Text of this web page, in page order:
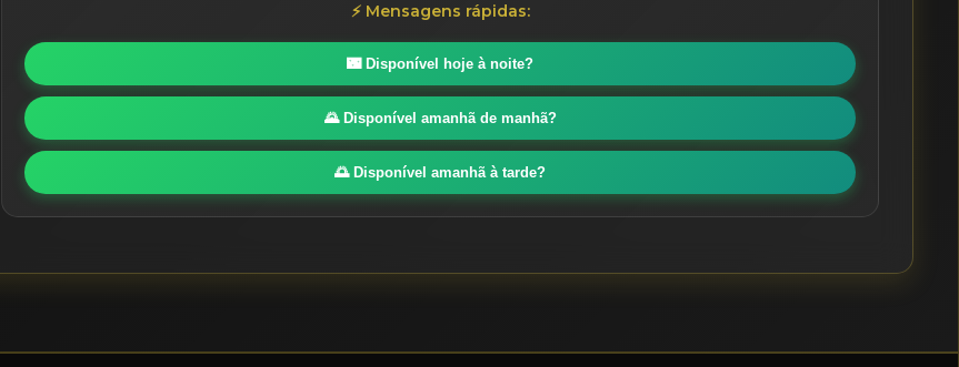
⚡ Mensagens rápidas:
🌃 Disponível hoje à noite?
🌄 Disponível amanhã de manhã?
🌅 Disponível amanhã à tarde?